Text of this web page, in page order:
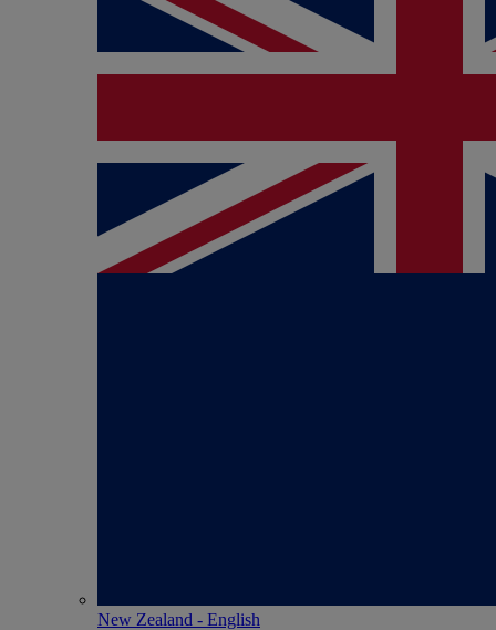
New Zealand - English